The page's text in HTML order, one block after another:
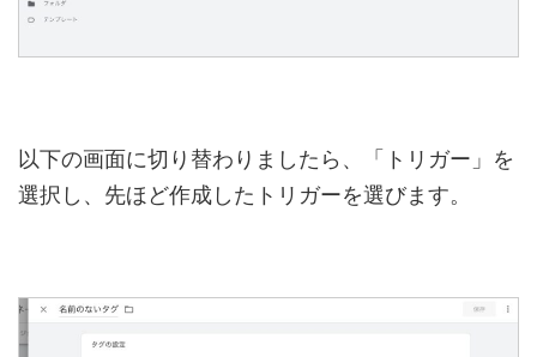
以下の画面に切り替わりましたら、「トリガー」を
選択し、先ほど作成したトリガーを選びます。